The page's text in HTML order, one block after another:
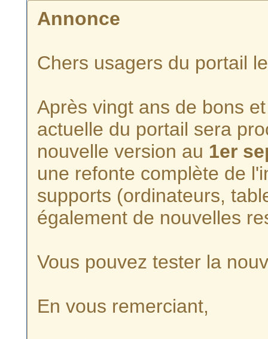
Annonce
Chers usagers du portail
Après vingt ans de bons
actuelle du portail sera
nouvelle version au 1er
une refonte complète de
supports (ordinateurs,
également de nouvelles
Vous pouvez tester la
En vous remerciant,